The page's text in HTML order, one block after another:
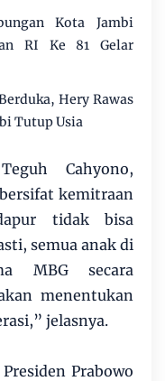
Kota Jambi
RI Ke 81 Gelar
Hery Rawas
Tutup Usia
Cahyono,
kemitraan
tidak bisa
semua anak di
MBG secara
menentukan
jelasnya.
Prabowo